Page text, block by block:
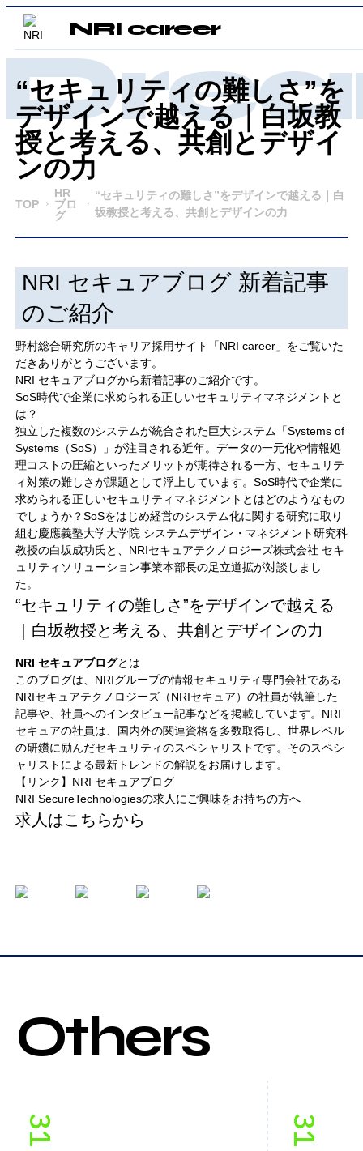
NRI career
“セキュリティの難しさ”を
デザインで越える｜白坂教
授と考える、共創とデザイ
ンの力
TOP
HR
ブロ
グ
“セキュリティの難しさ”をデザインで越える｜白
坂教授と考える、共創とデザインの力
NRI セキュアブログ 新着記事
のご紹介
野村総合研究所のキャリア採用サイト「NRI career」をご覧いた
だきありがとうございます。
NRI セキュアブログから新着記事のご紹介です。
SoS時代で企業に求められる正しいセキュリティマネジメントと
は？
独立した複数のシステムが統合された巨大システム「Systems of
Systems（SoS）」が注目される近年。データの一元化や情報処
理コストの圧縮といったメリットが期待される一方、セキュリテ
ィ対策の難しさが課題として浮上しています。SoS時代で企業に
求められる正しいセキュリティマネジメントとはどのようなもの
でしょうか？SoSをはじめ経営のシステム化に関する研究に取り
組む慶應義塾大学大学院 システムデザイン・マネジメント研究科
教授の白坂成功氏と、NRIセキュアテクノロジーズ株式会社 セキ
ュリティソリューション事業本部長の足立道拡が対談しまし
た。
“セキュリティの難しさ”をデザインで越える
｜白坂教授と考える、共創とデザインの力
NRI セキュアブログとは
このブログは、NRIグループの情報セキュリティ専門会社である
NRIセキュアテクノロジーズ（NRIセキュア）の社員が執筆した
記事や、社員へのインタビュー記事などを掲載しています。NRI
セキュアの社員は、国内外の関連資格を多数取得し、世界レベル
の研鑽に励んだセキュリティのスペシャリストです。そのスペシ
ャリストによる最新トレンドの解説をお届けします。
【リンク】NRI セキュアブログ
NRI SecureTechnologiesの求人にご興味をお持ちの方へ
求人はこちらから
Others
31 31